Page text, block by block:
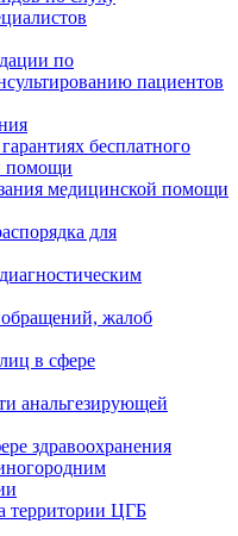
по
пациентов
бесплатного
помощи
медицинской помощи
для
жалоб
в сфере
анальгезирующей
здравоохранения
территории ЦГБ